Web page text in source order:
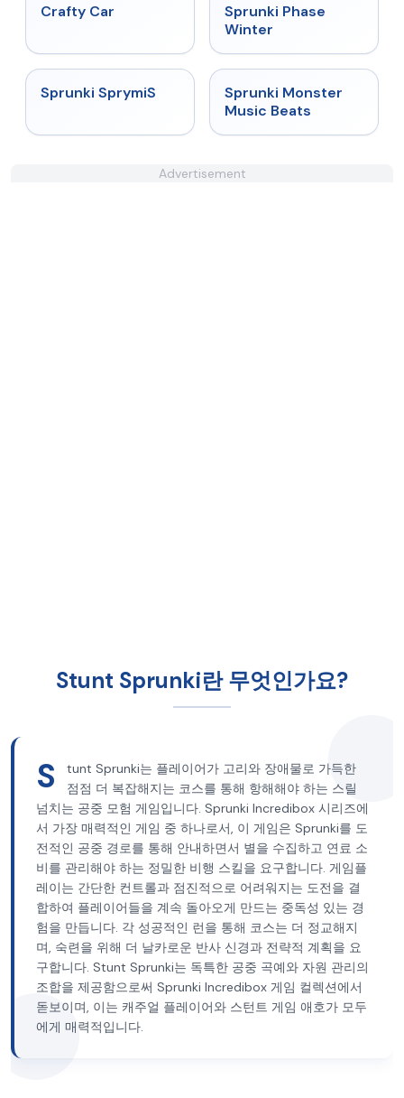
Crafty Car ★
Sprunki Phase
Winter
★
Sprunki SprymiS ★ 4.7
Sprunki Monster
Music Beats
Advertisement
Stunt Sprunki란 무엇인가요?
S
tunt Sprunki는 플레이어가 고리와 장애물로 가득한
점점 더 복잡해지는 코스를 통해 항해해야 하는 스릴
넘치는 공중 모험 게임입니다. Sprunki Incredibox 시리즈에
서 가장 매력적인 게임 중 하나로서, 이 게임은 Sprunki를 도
전적인 공중 경로를 통해 안내하면서 별을 수집하고 연료 소
비를 관리해야 하는 정밀한 비행 스킬을 요구합니다. 게임플
레이는 간단한 컨트롤과 점진적으로 어려워지는 도전을 결
합하여 플레이어들을 계속 돌아오게 만드는 중독성 있는 경
험을 만듭니다. 각 성공적인 런을 통해 코스는 더 정교해지
며, 숙련을 위해 더 날카로운 반사 신경과 전략적 계획을 요
구합니다. Stunt Sprunki는 독특한 공중 곡예와 자원 관리의
조합을 제공함으로써 Sprunki Incredibox 게임 컬렉션에서
돋보이며, 이는 캐주얼 플레이어와 스턴트 게임 애호가 모두
에게 매력적입니다.